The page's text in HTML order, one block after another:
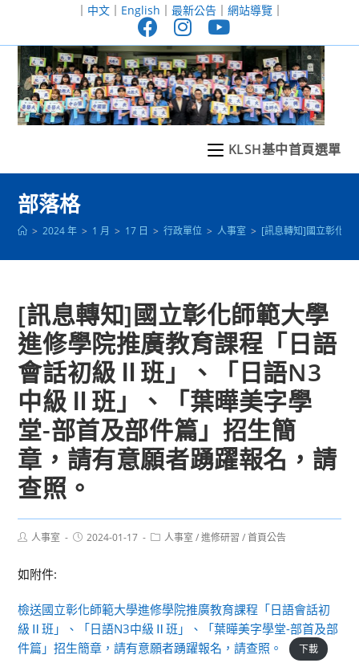
至
｜ 中文｜ English ｜ 最新公告｜ 網站導覽｜
KLSH基中首頁選單
部落格
> 2024 年 > 1 月 > 17 日 > 行政單位 > 人事室 > [訊息轉知]國立彰化
[訊息轉知]國立彰化師範大學
進修學院推廣教育課程「日語
會話初級Ⅱ班」、「日語N3
中級Ⅱ班」、「葉曄美字學
堂-部首及部件篇」招生簡
章，請有意願者踴躍報名，請
查照。
Post人事室
Post2024-01-17
Post人事室 / 進修研習 / 首頁公告
如附件:
檢送國立彰化師範大學進修學院推廣教育課程「日語會話初
級Ⅱ班」、「日語N3中級Ⅱ班」、「葉曄美字學堂-部首及部
件篇」招生簡章，請有意願者踴躍報名，請查照。
下載